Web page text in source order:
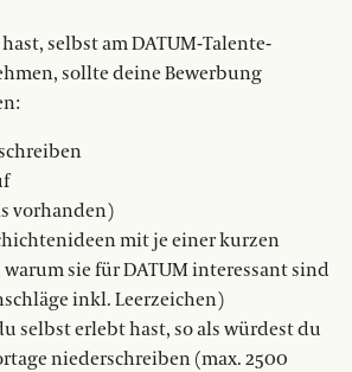
selbst am DATUM-Talente-
sollte deine Bewerbung
vorhanden)
mit je einer kurzen
sie für DATUM interessant sind
inkl. Leerzeichen)
selbst erlebt hast, so als würdest du
niederschreiben (max. 2500